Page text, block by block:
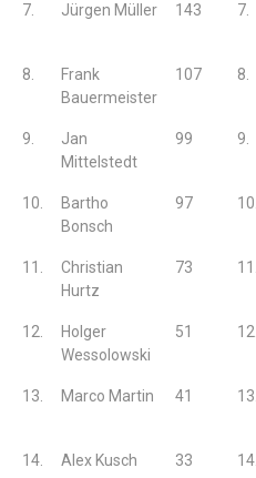
7. Jürgen Müller 143 7.
8.
Frank
Bauermeister
107 8.
9.
Jan
Mittelstedt
99 9.
10.
Bartho
Bonsch
97 10.
11.
Christian
Hurtz
73 11.
12.
Holger
Wessolowski
51 12.
13. Marco Martin 41 13.
14. Alex Kusch 33 14.